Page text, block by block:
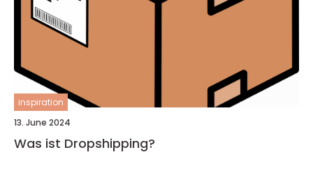
inspiration
13. June 2024
Was ist Dropshipping?